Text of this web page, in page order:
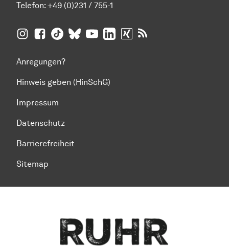
Telefon: +49 (0)231 / 755-1
TU Dortmund aufInsta­gram
TU Dortmund auf Facebook
TU Dortmund auf TikTok
TU Dortmund auf BlueSky
TU Dortmund auf YouTube
TU Dortmund auf LinkedIn
TU Dortmund auf XING
Anregungen?
Hinweis geben (HinSchG)
Impressum
Datenschutz
Barrierefreiheit
Sitemap